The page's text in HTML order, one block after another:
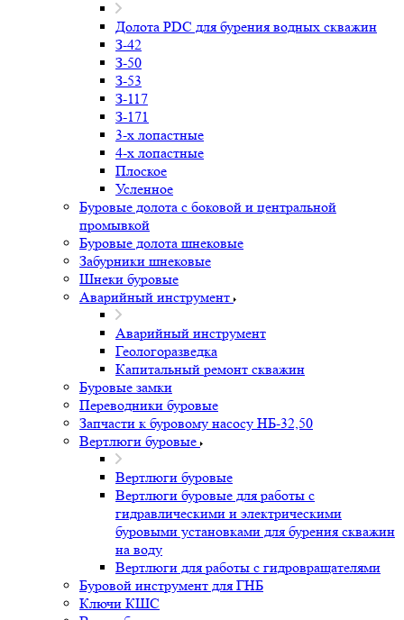
Долота PDC для бурения водных скважин
З-42
З-50
З-53
З-117
З-171
3-х лопастные
4-х лопастные
Плоское
Усленное
Буровые долота с бoковой и центральной
промывкой
Буровые долота шнековые
Забурники шнековые
Шнеки буровые
Аварийный инструмент
Аварийный инструмент
Геологоразведка
Капитальный ремонт скважин
Буровые замки
Переводники буровые
Запчасти к буровому насосу НБ-32,50
Вертлюги буровые
Вертлюги буровые
Вертлюги буровые для работы с
гидравлическими и электрическими
буровыми установками для бурения скважин
на воду
Вертлюги для работы с гидровращателями
Буровой инструмент для ГНБ
Ключи КШС